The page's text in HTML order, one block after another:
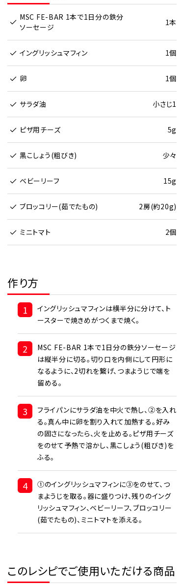
MSC FE-BAR 1本で1日分の鉄分
ソーセージ
1本
イングリッシュマフィン 1個
卵 1個
サラダ油 小さじ1
ピザ用チーズ 5g
黒こしょう(粗びき) 少々
ベビーリーフ 15g
ブロッコリー(茹でたもの) 2房(約20g)
ミニトマト 2個
作り方
1
イングリッシュマフィンは横半分に分けて、ト
ースターで焼きめがつくまで焼く。
2
MSC FE-BAR 1本で1日分の鉄分ソーセージ
は縦半分に切る。切り口を内側にして円形に
なるように、2切れを繋げ、つまようじで端を
留める。
3
フライパンにサラダ油を中火で熱し、②を入れ
る。真ん中に卵を割り入れて加熱する。好み
の固さになったら、火を止める。ピザ用チーズ
をのせて予熱で溶かし、黒こしょう(粗びき)を
ふる。
4
①のイングリッシュマフィンに③をのせて、つ
まようじを取る。器に盛りつけ、残りのイング
リッシュマフィン、ベビーリーフ、ブロッコリー
(茹でたもの)、ミニトマトを添える。
このレシピでご使用いただける商品